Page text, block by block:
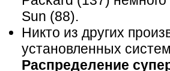
Sun (88).
Никто из других
установленных
Распределение